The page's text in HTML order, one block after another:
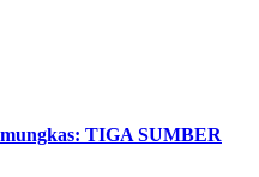
TIGA SUMBER